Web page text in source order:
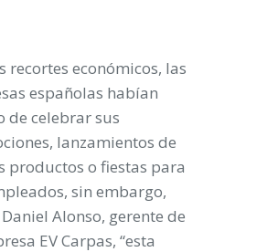
recortes económicos, las
españolas habían
de celebrar sus
lanzamientos de
productos o fiestas para
sin embargo,
Alonso, gerente de
EV Carpas, “esta